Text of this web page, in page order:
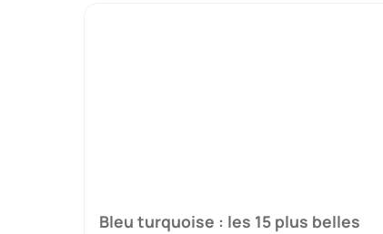
Bleu turquoise : les 15 plus belles